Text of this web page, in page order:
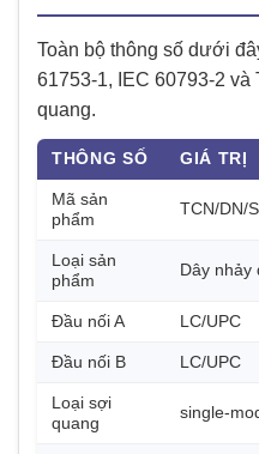
Toàn bộ thông số dưới
61753-1, IEC 60793-2 và
quang.
THÔNG SỐ GIÁ TRỊ
Mã sản
phẩm
TCN/DN/
Loại sản
phẩm
Dây nhảy
Đầu nối A LC/UPC
Đầu nối B LC/UPC
Loại sợi
quang
single-